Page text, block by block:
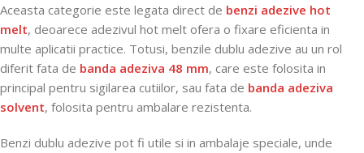
Aceasta categorie este legata direct de benzi adezive hot
melt, deoarece adezivul hot melt ofera o fixare eficienta in
multe aplicatii practice. Totusi, benzile dublu adezive au un rol
diferit fata de banda adeziva 48 mm, care este folosita in
principal pentru sigilarea cutiilor, sau fata de banda adeziva
solvent, folosita pentru ambalare rezistenta.
Benzi dublu adezive pot fi utile si in ambalaje speciale, unde